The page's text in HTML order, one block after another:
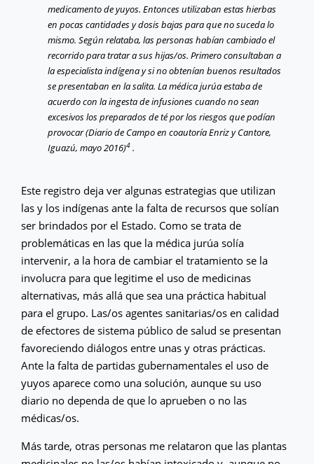
medicamento de yuyos. Entonces utilizaban estas hierbas
en pocas cantidades y dosis bajas para que no suceda lo
mismo. Según relataba, las personas habían cambiado el
recorrido para tratar a sus hijas/os. Primero consultaban a
la especialista indígena y si no obtenían buenos resultados
se presentaban en la salita. La médica jurúa estaba de
acuerdo con la ingesta de infusiones cuando no sean
excesivos los preparados de té por los riesgos que podían
provocar (Diario de Campo en coautoría Enriz y Cantore,
Iguazú, mayo 2016)4 .
Este registro deja ver algunas estrategias que utilizan
las y los indígenas ante la falta de recursos que solían
ser brindados por el Estado. Como se trata de
problemáticas en las que la médica jurúa solía
intervenir, a la hora de cambiar el tratamiento se la
involucra para que legitime el uso de medicinas
alternativas, más allá que sea una práctica habitual
para el grupo. Las/os agentes sanitarias/os en calidad
de efectores de sistema público de salud se presentan
favoreciendo diálogos entre unas y otras prácticas.
Ante la falta de partidas gubernamentales el uso de
yuyos aparece como una solución, aunque su uso
diario no dependa de que lo aprueben o no las
médicas/os.
Más tarde, otras personas me relataron que las plantas